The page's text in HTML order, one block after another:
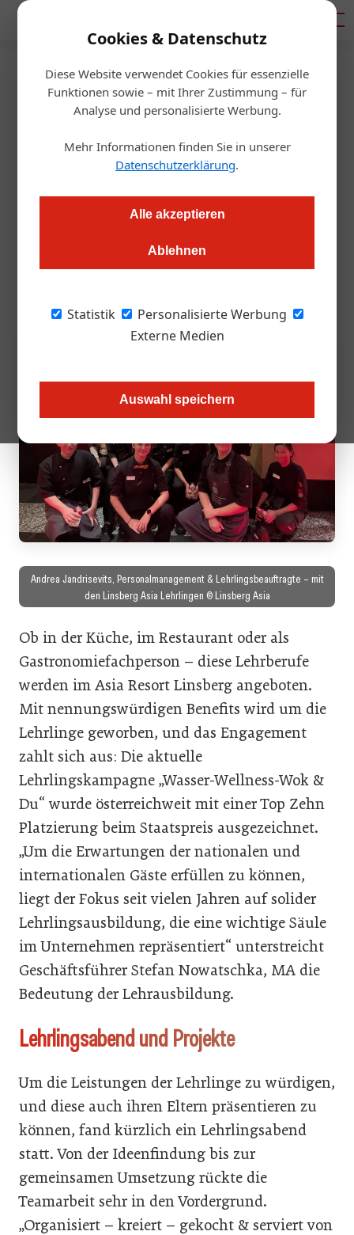
Cookies & Datenschutz
Diese Website verwendet Cookies für essenzielle
Funktionen sowie – mit Ihrer Zustimmung – für
Analyse und personalisierte Werbung.
Mehr Informationen finden Sie in unserer
Datenschutzerklärung.
Alle akzeptieren
Ablehnen
Statistik
Personalisierte Werbung
Externe Medien
Auswahl speichern
Startseite/Wissen & Lernen
Ausbildung
Linsberg Asias Lehrlingsabend
21.01.2025, 09:10 Uhr
Ausbildung des Nachwuchses und wurde dafür bereits
mehrfach ausgezeichnet. Die aktuelle Lehrlingskampagne
Andrea Jandrisevits, Personalmanagement & Lehrlingsbeauftragte – mit
den Linsberg Asia Lehrlingen © Linsberg Asia
Ob in der Küche, im Restaurant oder als
Gastronomiefachperson – diese Lehrberufe
werden im Asia Resort Linsberg angeboten.
Mit nennungswürdigen Benefits wird um die
Lehrlinge geworben, und das Engagement
zahlt sich aus: Die aktuelle
Lehrlingskampagne „Wasser-Wellness-Wok &
Du“ wurde österreichweit mit einer Top Zehn
Platzierung beim Staatspreis ausgezeichnet.
„Um die Erwartungen der nationalen und
internationalen Gäste erfüllen zu können,
liegt der Fokus seit vielen Jahren auf solider
Lehrlingsausbildung, die eine wichtige Säule
im Unternehmen repräsentiert“ unterstreicht
Geschäftsführer Stefan Nowatschka, MA die
Bedeutung der Lehrausbildung.
Lehrlingsabend und Projekte
Um die Leistungen der Lehrlinge zu würdigen,
und diese auch ihren Eltern präsentieren zu
können, fand kürzlich ein Lehrlingsabend
statt. Von der Ideenfindung bis zur
gemeinsamen Umsetzung rückte die
Teamarbeit sehr in den Vordergrund.
„Organisiert – kreiert – gekocht & serviert von